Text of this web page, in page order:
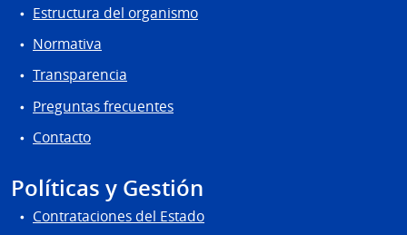
Estructura del organismo
Normativa
Transparencia
Preguntas frecuentes
Contacto
Políticas y Gestión
Contrataciones del Estado